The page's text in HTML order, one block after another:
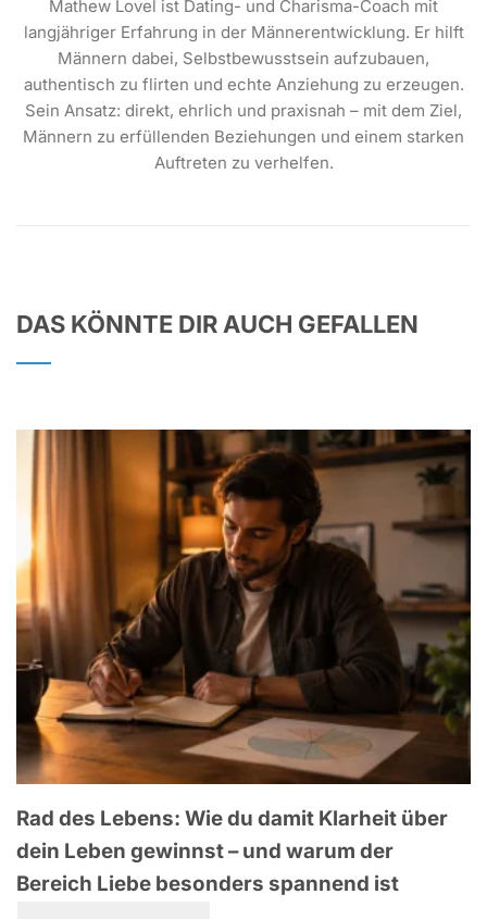
Mathew Lovel ist Dating- und Charisma-Coach mit
langjähriger Erfahrung in der Männerentwicklung. Er hilft
Männern dabei, Selbstbewusstsein aufzubauen,
authentisch zu flirten und echte Anziehung zu erzeugen.
Sein Ansatz: direkt, ehrlich und praxisnah – mit dem Ziel,
Männern zu erfüllenden Beziehungen und einem starken
Auftreten zu verhelfen.
DAS KÖNNTE DIR AUCH GEFALLEN
Rad des Lebens: Wie du damit Klarheit über
dein Leben gewinnst – und warum der
Bereich Liebe besonders spannend ist